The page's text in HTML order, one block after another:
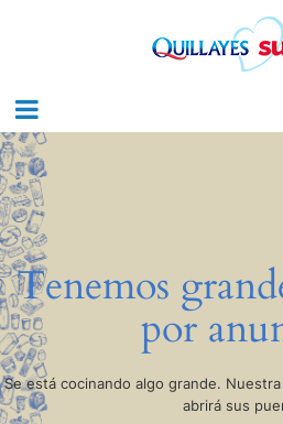
Tenemos
por
Se está cocinando algo grande.
abrirá sus